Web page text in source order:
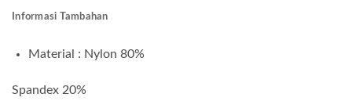
Informasi Tambahan
Material : Nylon 80%
Spandex 20%